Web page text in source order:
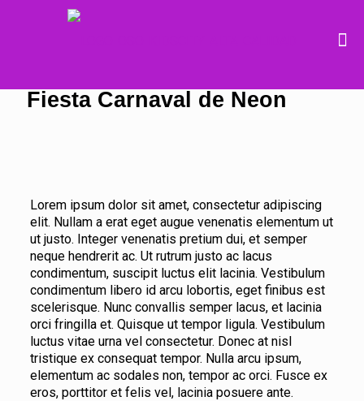
Fiesta Carnaval de Neon
Lorem ipsum dolor sit amet, consectetur adipiscing
elit. Nullam a erat eget augue venenatis elementum ut
ut justo. Integer venenatis pretium dui, et semper
neque hendrerit ac. Ut rutrum justo ac lacus
condimentum, suscipit luctus elit lacinia. Vestibulum
condimentum libero id arcu lobortis, eget finibus est
scelerisque. Nunc convallis semper lacus, et lacinia
orci fringilla et. Quisque ut tempor ligula. Vestibulum
luctus vitae urna vel consectetur. Donec at nisl
tristique ex consequat tempor. Nulla arcu ipsum,
elementum ac sodales non, tempor ac orci. Fusce ex
eros, porttitor et felis vel, lacinia posuere ante.